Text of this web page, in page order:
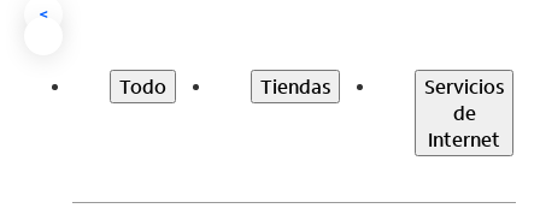
<
Todo Tiendas
Servicios
de
Internet